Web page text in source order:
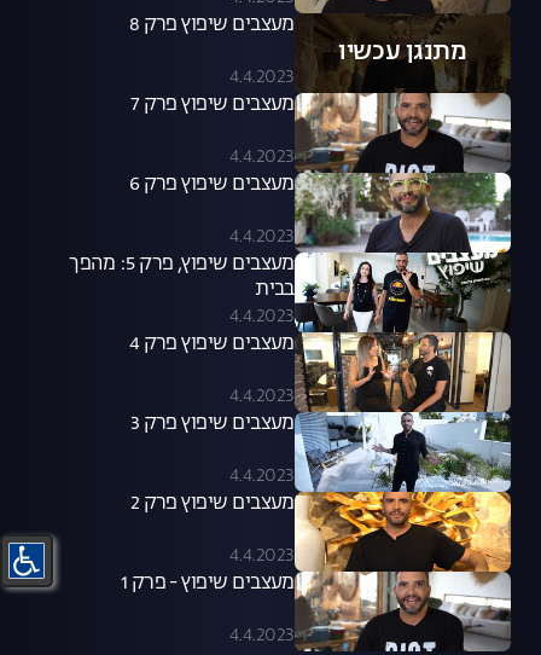
מתנגן עכשיו
מעצבים שיפוץ פרק 8
4.4.2023
מעצבים שיפוץ פרק 7
4.4.2023
מעצבים שיפוץ פרק 6
4.4.2023
מעצבים שיפוץ, פרק 5: מהפך
בבית
4.4.2023
מעצבים שיפוץ פרק 4
4.4.2023
מעצבים שיפוץ פרק 3
4.4.2023
מעצבים שיפוץ פרק 2
4.4.2023
מעצבים שיפוץ - פרק 1
4.4.2023